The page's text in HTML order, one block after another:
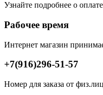
Узнайте подробнее о
Рабочее время
Интернет магазин
+7(916)296-51-57
Номер для заказа от физ.лиц